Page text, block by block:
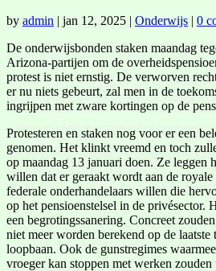
by admin | jan 12, 2025 | Onderwijs | 0
De onderwijsbonden staken maandag
Arizona-partijen om de
protest is niet ernstig. De verworven
er nu niets gebeurt, zal men in de
ingrijpen met zware kortingen op de
Protesteren en staken nog voor er een
genomen. Het klinkt vreemd en toch
op maandag 13 januari doen. Ze leggen
willen dat er geraakt wordt aan de royale
federale onderhandelaars willen die
op het pensioenstelsel in de privésector.
een begrotingssanering. Concreet
niet meer worden berekend op de laatste
loopbaan. Ook de gunstregimes
vroeger kan stoppen met werken zouden